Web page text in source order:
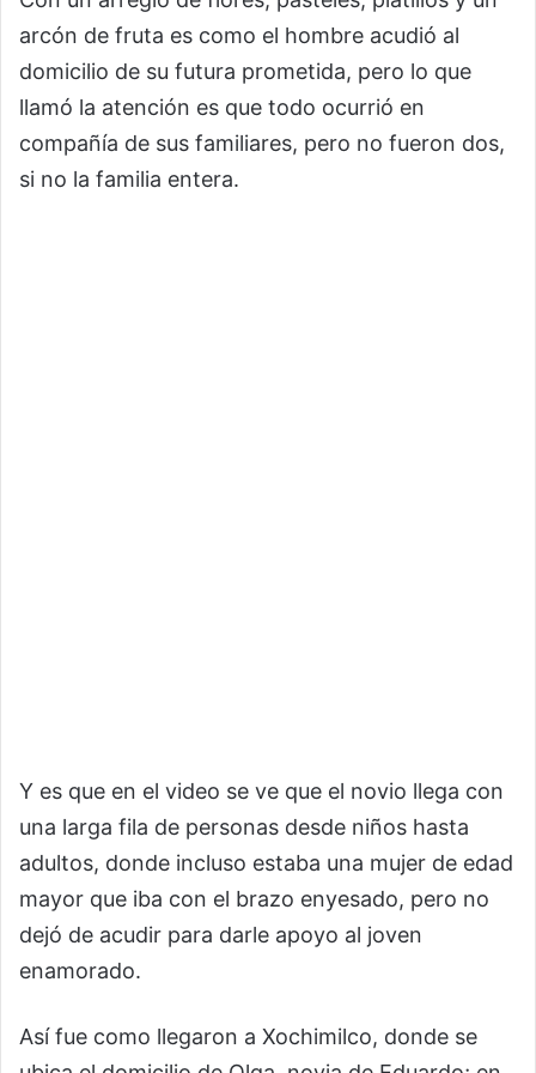
arcón de fruta es como el hombre acudió al
domicilio de su futura prometida, pero lo que
llamó la atención es que todo ocurrió en
compañía de sus familiares, pero no fueron dos,
si no la familia entera.
Y es que en el video se ve que el novio llega con
una larga fila de personas desde niños hasta
adultos, donde incluso estaba una mujer de edad
mayor que iba con el brazo enyesado, pero no
dejó de acudir para darle apoyo al joven
enamorado.
Así fue como llegaron a Xochimilco, donde se